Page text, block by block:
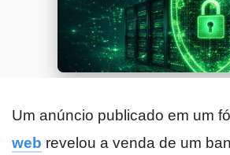
Um anúncio publicado em um
web revelou a venda de um